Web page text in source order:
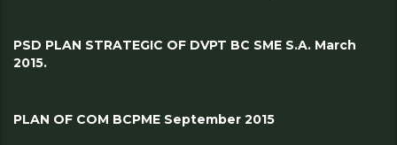
PSD PLAN STRATEGIC OF DVPT BC SME S.A. March
2015.
PLAN OF COM BCPME September 2015